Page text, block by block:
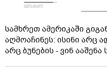
სამხრეთ ამერიკაში
აღმოაჩინეს: ისინი არც
არც ბუნების - ვინ